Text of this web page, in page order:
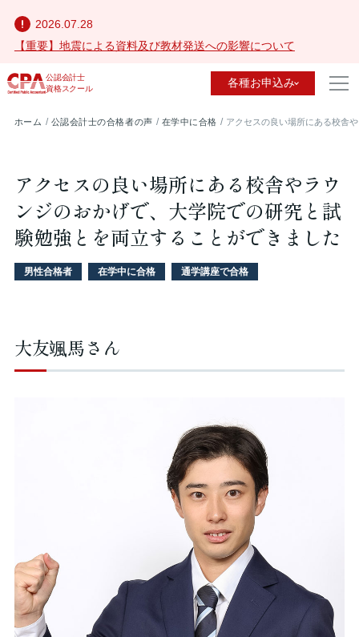
2026.07.28
【重要】地震による資料及び教材発送への影響について
公認会計士
資格スクール
各種お申込み
ホーム 公認会計士の合格者の声 在学中に合格 アクセスの良い場所にある校舎
アクセスの良い場所にある校舎やラウ
ンジのおかげで、大学院での研究と試
験勉強とを両立することができました
男性合格者 在学中に合格 通学講座で合格
大友颯馬さん